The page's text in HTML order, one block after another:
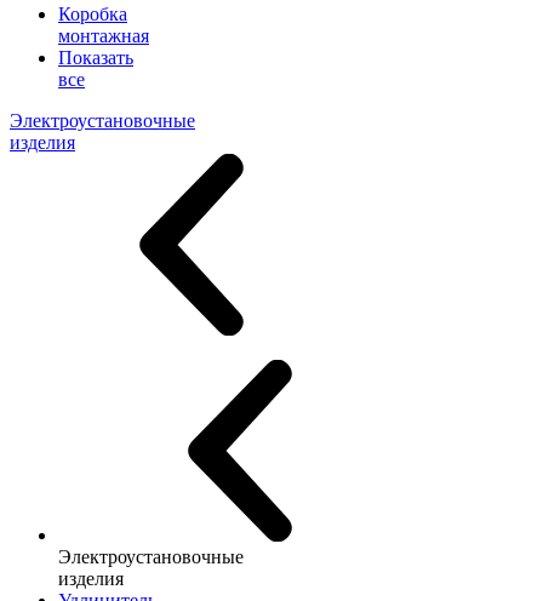
Коробка
монтажная
Показать
все
Электроустановочные
изделия
Электроустановочные
изделия